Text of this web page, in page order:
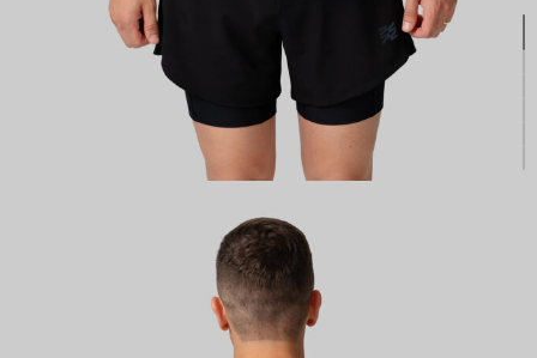
ПРОИЗВОДИМ ОДЕЖДУ ДЛЯ ВЕЛОСПОРТА, ТРИАТЛОНА И БЕГА.